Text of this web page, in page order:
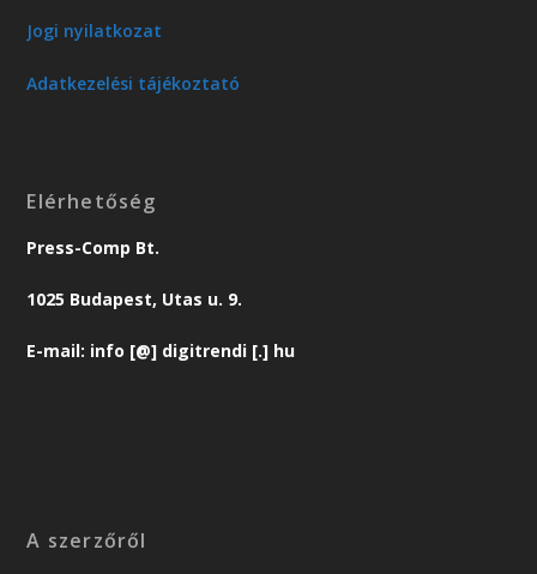
Jogi nyilatkozat
Adatkezelési tájékoztató
Elérhetőség
Press-Comp Bt.
1025 Budapest, Utas u. 9.
E-mail: info [@] digitrendi [.] hu
A szerzőről